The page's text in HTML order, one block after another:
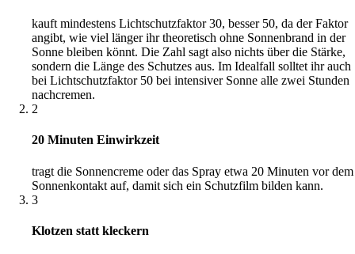
kauft mindestens Lichtschutzfaktor 30, besser 50, da der Faktor
angibt, wie viel länger ihr theoretisch ohne Sonnenbrand in der
Sonne bleiben könnt. Die Zahl sagt also nichts über die Stärke,
sondern die Länge des Schutzes aus. Im Idealfall solltet ihr auch
bei Lichtschutzfaktor 50 bei intensiver Sonne alle zwei Stunden
nachcremen.
2
20 Minuten Einwirkzeit
tragt die Sonnencreme oder das Spray etwa 20 Minuten vor dem
Sonnenkontakt auf, damit sich ein Schutzfilm bilden kann.
3
Klotzen statt kleckern